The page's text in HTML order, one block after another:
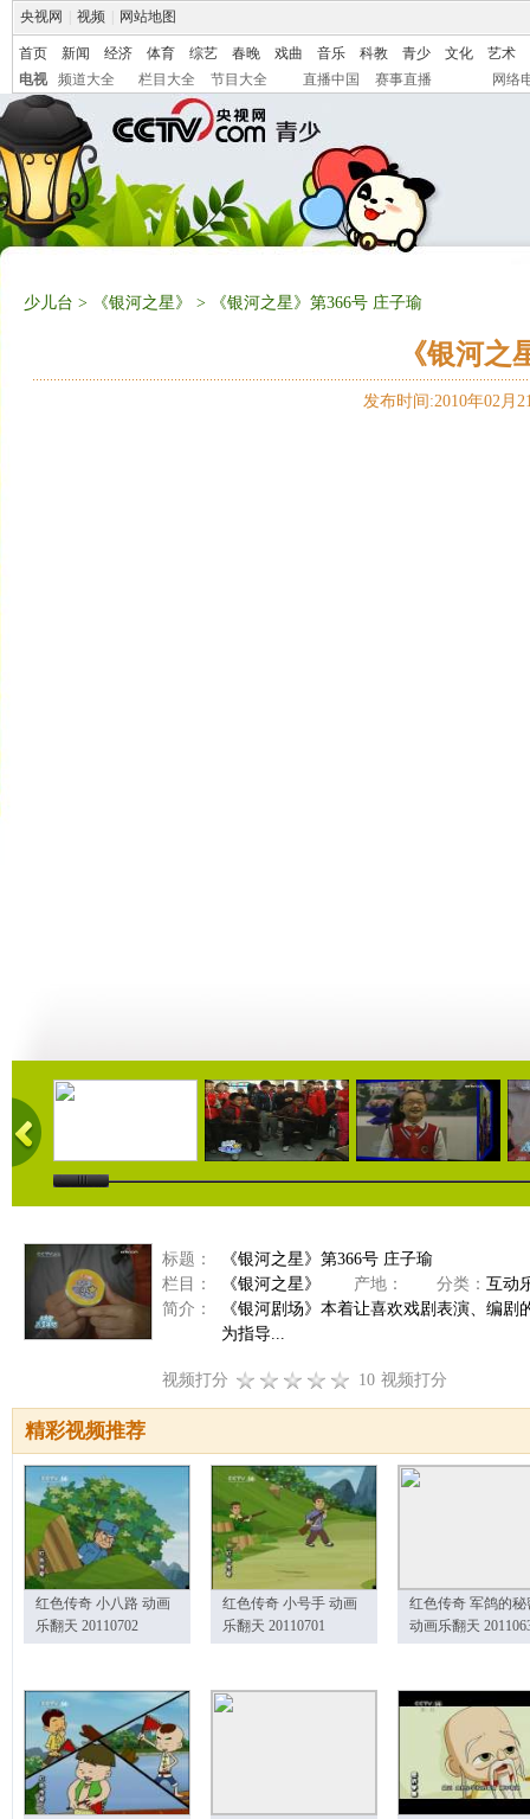
央视网 视频 网站地图
首页 新闻 经济 体育 综艺 春晚 戏曲 音乐 科教 青少 文化
艺术
电视
频道大全 栏目大全 节目大全 直播中国 赛事直播 网络
少儿台 > 《银河之星》 > 《银河之星》第366号 庄子瑜
《银河之
发布时间:2010年02月
05:12 05:12 05:28
标题：
《银河之星》第366号 庄子瑜
栏目：
《银河之星》 产地： 分类： 互动
简介：
《银河剧场》本着让喜欢戏剧表演、编
为指导...
视频打分 10 视频打分
精彩视频推荐
红色传奇 小八路 动画
乐翻天 20110702
红色传奇 小号手 动画
乐翻天 20110701
红色传奇 军鸽的秘
动画乐翻天